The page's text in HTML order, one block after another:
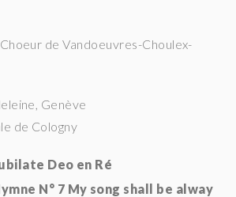
de Vandoeuvres-Choulex-
Genève
de Cologny
Deo en Ré
N° 7 My song shall be alway